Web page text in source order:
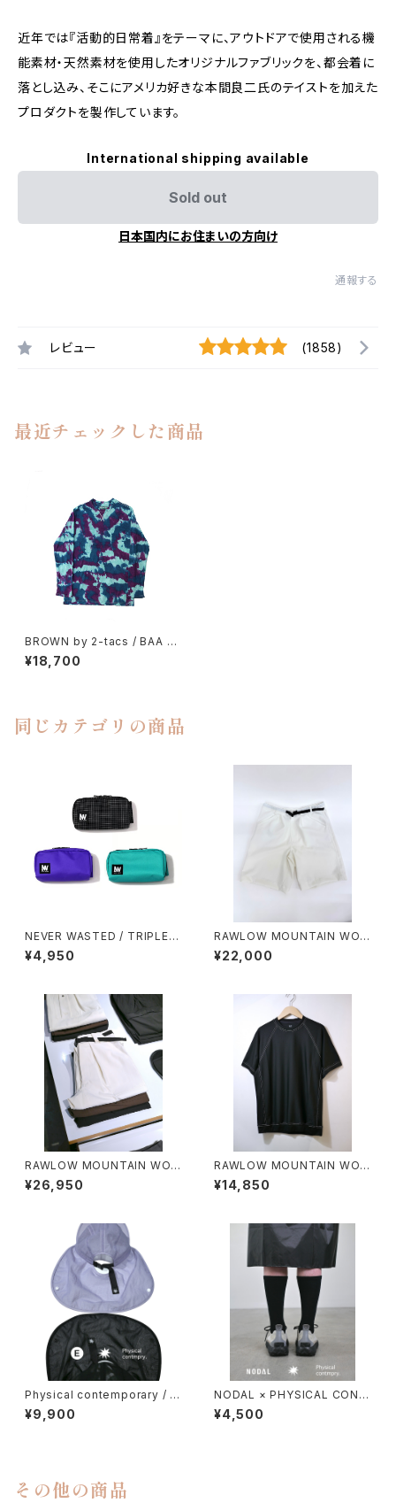
近年では『活動的日常着』をテーマに、アウトドアで使用される機
能素材・天然素材を使用したオリジナルファブリックを、都会着に
落とし込み、そこにアメリカ好きな本間良二氏のテイストを加えた
プロダクトを製作しています。
International shipping available
Sold out
日本国内にお住まいの方向け
通報する
レビュー (1858)
最近チェックした商品
BROWN by 2-tacs / BAA C
REW LONGSLEEVE
¥18,700
同じカテゴリの商品
NEVER WASTED / TRIPLEY
ES
¥4,950
RAWLOW MOUNTAIN WOR
KS / HIKER GURKHA PANTS
¥22,000
RAWLOW MOUNTAIN WOR
KS / HIKER BAKER PANTS
¥26,950
RAWLOW MOUNTAIN WOR
KS / DAD LITE CREW
¥14,850
Physical contemporary / Q
uiet smr cap
¥9,900
NODAL × PHYSICAL CONT
MPRY.
¥4,500
その他の商品